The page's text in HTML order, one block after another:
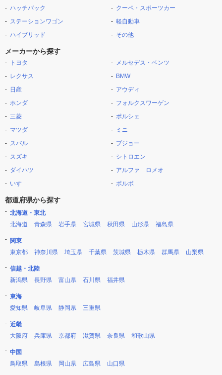
ハッチバック
ステーションワゴン
ハイブリッド
クーペ・スポーツカー
軽自動車
その他
メーカーから探す
トヨタ
レクサス
日産
ホンダ
三菱
マツダ
スバル
スズキ
ダイハツ
いすゞ
メルセデス・ベンツ
BMW
アウディ
フォルクスワーゲン
ポルシェ
ミニ
プジョー
シトロエン
アルファ ロメオ
ボルボ
都道府県から探す
北海道・東北
北海道
青森県 岩手県 宮城県 秋田県 山形県 福島県
関東
東京都
神奈川県 埼玉県 千葉県 茨城県 栃木県 群馬県 山梨県
信越・北陸
新潟県
長野県 富山県 石川県 福井県
東海
愛知県
岐阜県 静岡県 三重県
近畿
大阪府
兵庫県 京都府 滋賀県 奈良県 和歌山県
中国
鳥取県
島根県 岡山県 広島県 山口県